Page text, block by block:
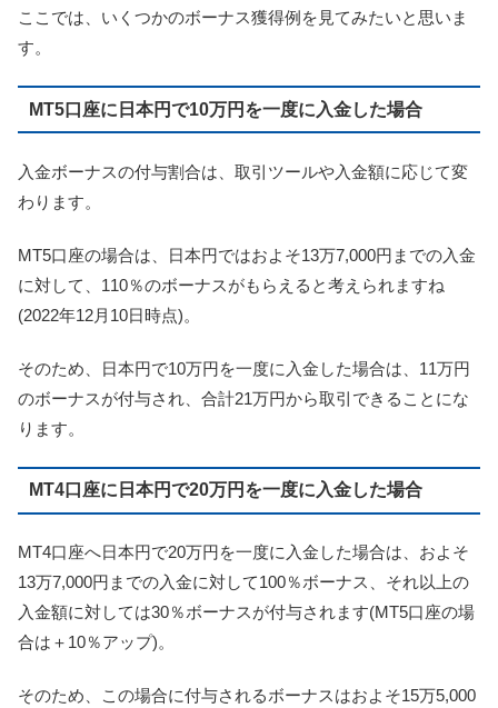
ここでは、いくつかのボーナス獲得例を見てみたいと思いま
す。
MT5口座に日本円で10万円を一度に入金した場合
入金ボーナスの付与割合は、取引ツールや入金額に応じて変
わります。
MT5口座の場合は、日本円ではおよそ13万7,000円までの入金
に対して、110％のボーナスがもらえると考えられますね
(2022年12月10日時点)。
そのため、日本円で10万円を一度に入金した場合は、11万円
のボーナスが付与され、合計21万円から取引できることにな
ります。
MT4口座に日本円で20万円を一度に入金した場合
MT4口座へ日本円で20万円を一度に入金した場合は、およそ
13万7,000円までの入金に対して100％ボーナス、それ以上の
入金額に対しては30％ボーナスが付与されます(MT5口座の場
合は＋10％アップ)。
そのため、この場合に付与されるボーナスはおよそ15万5,000